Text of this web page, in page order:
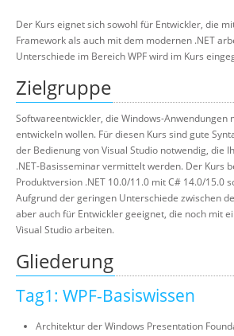
Der Kurs eignet sich sowohl für Entwickler, die
Framework als auch mit dem modernen .NET
Unterschiede im Bereich WPF wird im Kurs
Zielgruppe
Softwareentwickler, die Windows-Anwendungen
entwickeln wollen. Für diesen Kurs sind gute
der Bedienung von Visual Studio notwendig, die
.NET-Basisseminar vermittelt werden. Der Kurs
Produktversion .NET 10.0/11.0 mit C# 14.0/15.0
Aufgrund der geringen Unterschiede zwischen
aber auch für Entwickler geeignet, die noch mit
Visual Studio arbeiten.
Gliederung
Tag1: WPF-Basiswissen
Architektur der Windows Presentation